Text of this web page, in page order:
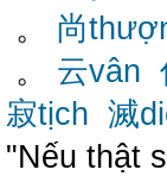
。 尚
。 云vân
寂tịch 滅
"Nếu thật